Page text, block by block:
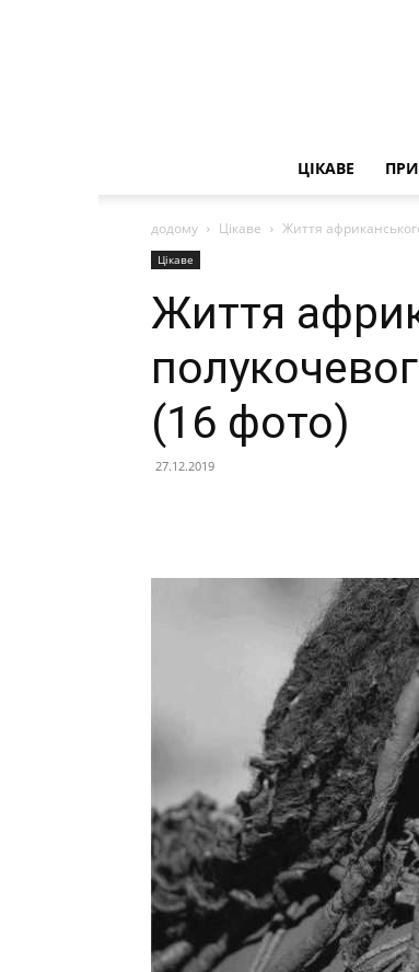
ЦІКАВЕ
додому Цікаве Життя
Цікаве
Життя
(16 фото)
27.12.2019